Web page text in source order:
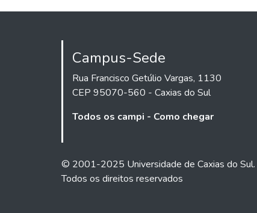
Campus-Sede
Rua Francisco Getúlio Vargas, 1130
CEP 95070-560 - Caxias do Sul
Todos os campi - Como chegar
© 2001-2025 Universidade de Caxias do Sul.
Todos os direitos reservados